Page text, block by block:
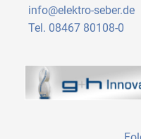
info@elektro-seber.de
Tel. 08467 80108-0